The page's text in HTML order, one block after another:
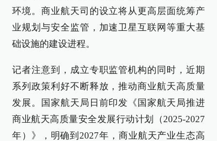
环境。商业航天司的设立将从更高层面统筹产
业规划与安全监管，加速卫星互联网等重大基
础设施的建设进程。
记者注意到，成立专职监管机构的同时，近期
系列政策利好不断释放，推动商业航天高质量
发展。国家航天局日前印发《国家航天局推进
商业航天高质量安全发展行动计划（2025-2027
年）》，明确到2027年，商业航天产业生态高